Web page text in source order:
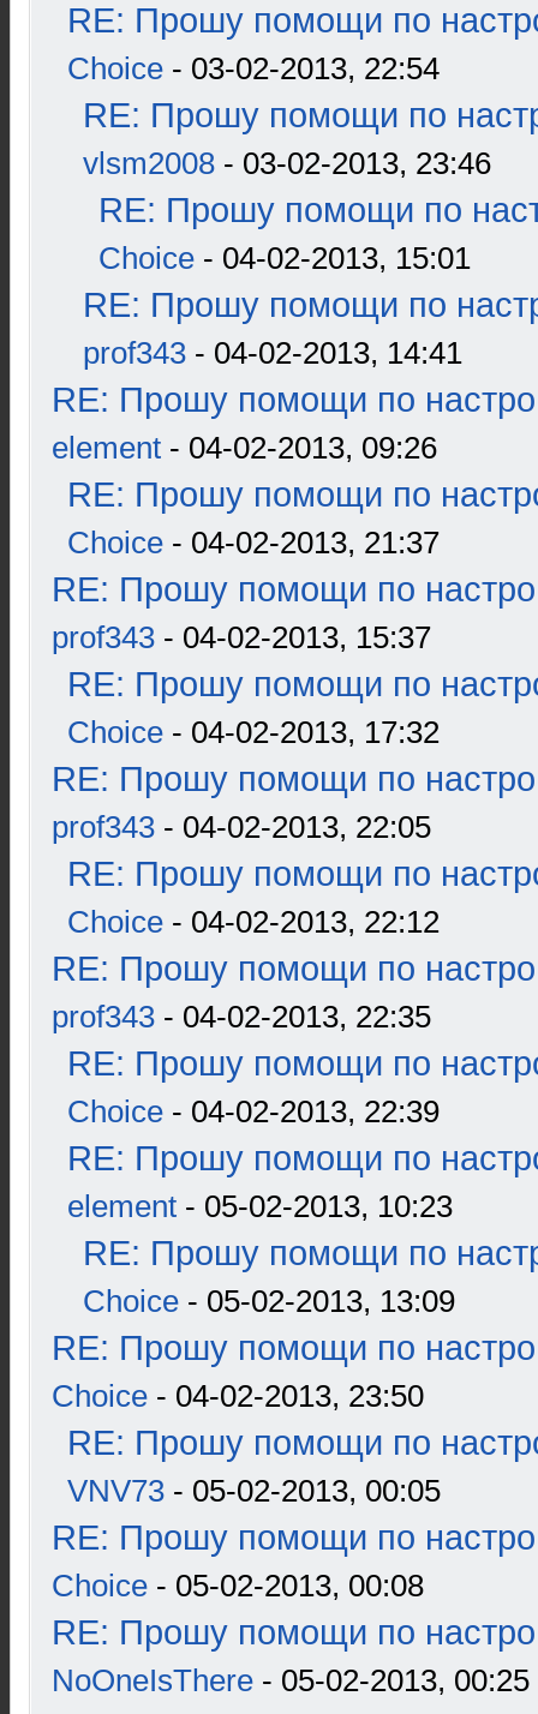
RE: Прошу помощи по
Choice - 03-02-2013, 22:54
RE: Прошу помощи по
vlsm2008 - 03-02-2013, 23:46
RE: Прошу помощи по
Choice - 04-02-2013, 15:01
RE: Прошу помощи по
prof343 - 04-02-2013, 14:41
RE: Прошу помощи по
element - 04-02-2013, 09:26
RE: Прошу помощи по
Choice - 04-02-2013, 21:37
RE: Прошу помощи по
prof343 - 04-02-2013, 15:37
RE: Прошу помощи по
Choice - 04-02-2013, 17:32
RE: Прошу помощи по
prof343 - 04-02-2013, 22:05
RE: Прошу помощи по
Choice - 04-02-2013, 22:12
RE: Прошу помощи по
prof343 - 04-02-2013, 22:35
RE: Прошу помощи по
Choice - 04-02-2013, 22:39
RE: Прошу помощи по
element - 05-02-2013, 10:23
RE: Прошу помощи по
Choice - 05-02-2013, 13:09
RE: Прошу помощи по
Choice - 04-02-2013, 23:50
RE: Прошу помощи по
VNV73 - 05-02-2013, 00:05
RE: Прошу помощи по
Choice - 05-02-2013, 00:08
RE: Прошу помощи по
NoOneIsThere - 05-02-2013, 00:25